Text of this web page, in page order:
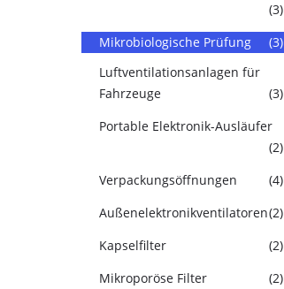
(3)
Mikrobiologische Prüfung
(3)
Luftventilationsanlagen für
Fahrzeuge
(3)
Portable Elektronik-Ausläufer
(2)
Verpackungsöffnungen
(4)
Außenelektronikventilatoren(2)
Kapselfilter
(2)
Mikroporöse Filter
(2)